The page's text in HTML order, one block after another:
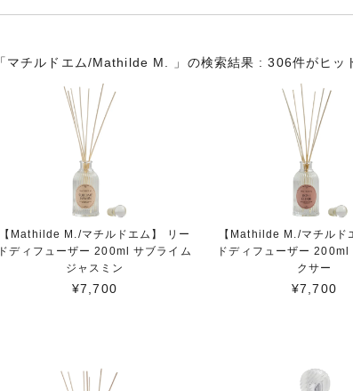
「マチルドエム/Mathilde M. 」の検索結果 : 306件がヒッ
【Mathilde M./マチルドエム】 リー
ドディフューザー 200ml サブライム
ジャスミン
¥7,700
【Mathilde M./マチルド
ドディフューザー 200ml
クサー
¥7,700